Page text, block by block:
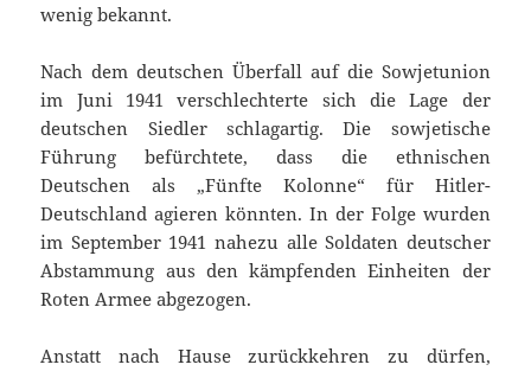
wenig bekannt.
Nach dem deutschen Überfall auf die Sowjetunion
im Juni 1941 verschlechterte sich die Lage der
deutschen Siedler schlagartig. Die sowjetische
Führung befürchtete, dass die ethnischen
Deutschen als „Fünfte Kolonne“ für Hitler-
Deutschland agieren könnten. In der Folge wurden
im September 1941 nahezu alle Soldaten deutscher
Abstammung aus den kämpfenden Einheiten der
Roten Armee abgezogen.
Anstatt nach Hause zurückkehren zu dürfen,